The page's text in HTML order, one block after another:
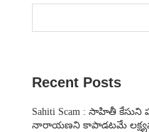
Recent Posts
Sahiti Scam : సాహితీ కేసుని
నారాయణని కాపాడటమే